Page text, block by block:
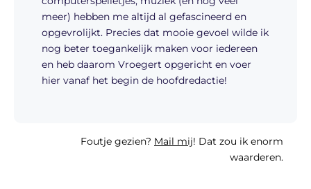
meer) hebben me altijd al gefascineerd en
opgevrolijkt. Precies dat mooie gevoel wilde ik
nog beter toegankelijk maken voor iedereen
en heb daarom Vroegert opgericht en voer
hier vanaf het begin de hoofdredactie!
Foutje gezien? Mail mij! Dat zou ik enorm
waarderen.